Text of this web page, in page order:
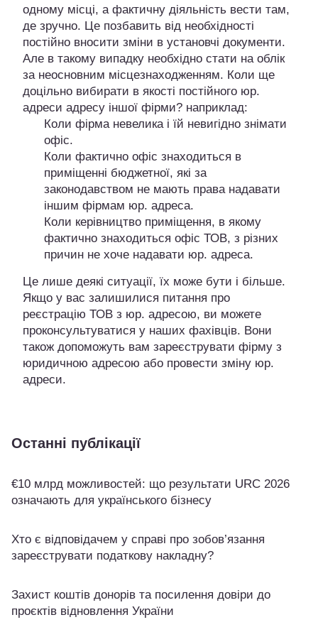
одному місці, а фактичну діяльність вести там,
де зручно. Це позбавить від необхідності
постійно вносити зміни в установчі документи.
Але в такому випадку необхідно стати на облік
за неосновним місцезнаходженням. Коли ще
доцільно вибирати в якості постійного юр.
адреси адресу іншої фірми? наприклад:
Коли фірма невелика і їй невигідно знімати
офіс.
Коли фактично офіс знаходиться в
приміщенні бюджетної, які за
законодавством не мають права надавати
іншим фірмам юр. адреса.
Коли керівництво приміщення, в якому
фактично знаходиться офіс ТОВ, з різних
причин не хоче надавати юр. адреса.
Це лише деякі ситуації, їх може бути і більше.
Якщо у вас залишилися питання про
реєстрацію ТОВ з юр. адресою, ви можете
проконсультуватися у наших фахівців. Вони
також допоможуть вам зареєструвати фірму з
юридичною адресою або провести зміну юр.
адреси.
Останні публікації
€10 млрд можливостей: що результати URC 2026
означають для українського бізнесу
Хто є відповідачем у справі про зобов’язання
зареєструвати податкову накладну?
Захист коштів донорів та посилення довіри до
проєктів відновлення України